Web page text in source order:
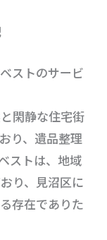
ストのサービ
閑静な住宅街
り、遺品整理
ストは、地域
り、見沼区に
存在でありた